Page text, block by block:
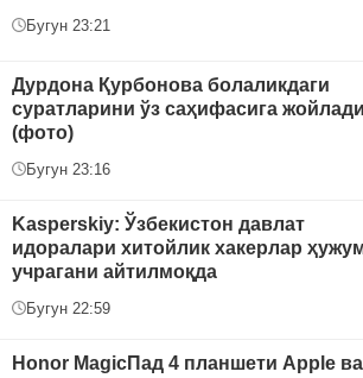
Бугун 23:21
Дурдона Қурбонова болаликдаги
суратларини ўз саҳифасига жойлади
(фото)
Бугун 23:16
Kasperskiy: Ўзбекистон давлат
идоралари хитойлик хакерлар
учрагани айтилмоқда
Бугун 22:59
Honor MagicПад 4 планшети Apple ва